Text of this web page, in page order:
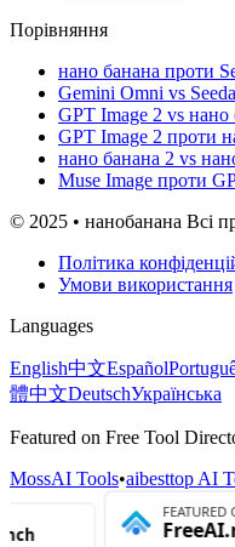
Порівняння
нано банана проти
Gemini Omni vs
GPT Image 2 vs нано
GPT Image 2 проти
нано банана 2 vs
Muse Image проти
© 2025 • нанобанана Всі
Політика
Умови використання
Languages
English中文Español
體中文DeutschУкраїнська
Featured on Free Tool
MossAI Tools•aibesttop AI